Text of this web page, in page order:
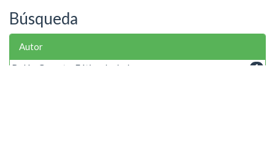
Búsqueda
Autor
1
Rolón Garcete, Fátima Isabel